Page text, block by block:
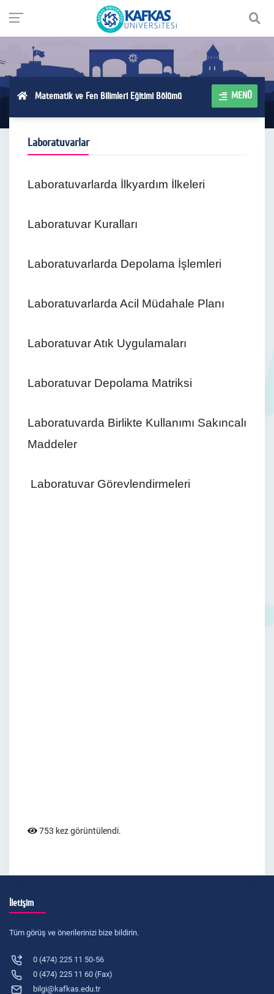
Matematik ve Fen Bilimleri Eğitimi Bölümü MENÜ
Laboratuvarlar
Laboratuvarlarda İlkyardım İlkeleri
Laboratuvar Kuralları
Laboratuvarlarda Depolama İşlemleri
Laboratuvarlarda Acil Müdahale Planı
Laboratuvar Atık Uygulamaları
Laboratuvar Depolama Matriksi
Laboratuvarda Birlikte Kullanımı Sakıncalı
Maddeler
Laboratuvar Görevlendirmeleri
753 kez görüntülendi.
İletişim
Tüm görüş ve önerilerinizi bize bildirin.
0 (474) 225 11 50-56
0 (474) 225 11 60 (Fax)
bilgi@kafkas.edu.tr